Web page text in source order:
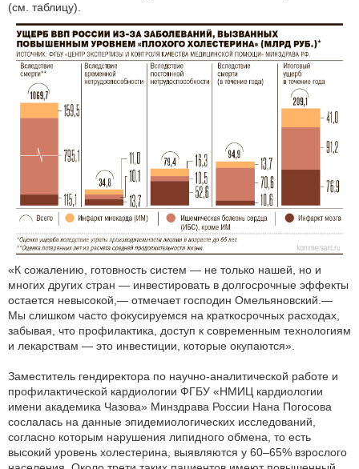
(см. таблицу).
«К сожалению, готовность систем — не только нашей, но и
многих других стран — инвестировать в долгосрочные эффекты
остается невысокой,— отмечает господин Омельяновский.—
Мы слишком часто фокусируемся на краткосрочных расходах,
забывая, что профилактика, доступ к современным технологиям
и лекарствам — это инвестиции, которые окупаются».
Заместитель гендиректора по научно-аналитической работе и
профилактической кардиологии ФГБУ «НМИЦ кардиологии
имени академика Чазова» Минздрава России Нана Погосова
сослалась на данные эпидемиологических исследований,
согласно которым нарушения липидного обмена, то есть
высокий уровень холестерина, выявляются у 60–65% взрослого